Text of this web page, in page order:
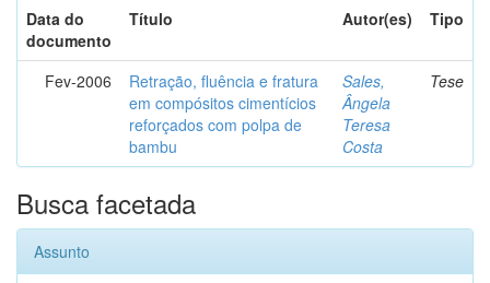
Data do
documento
Título Autor(es) Tipo
Fev-2006
Retração, fluência e fratura
em compósitos cimentícios
reforçados com polpa de
bambu
Sales,
Ângela
Teresa
Costa
Tese
Busca facetada
Assunto